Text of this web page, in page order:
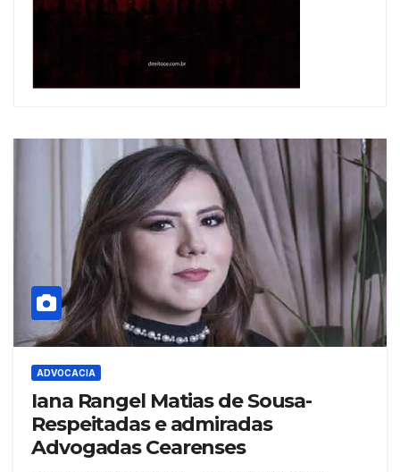
ADVOCACIA
Iana Rangel Matias de Sousa-
Respeitadas e admiradas
Advogadas Cearenses